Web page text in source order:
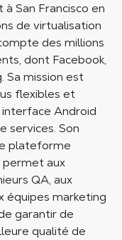
à San Francisco en
de virtualisation
des millions
dont Facebook,
Sa mission est
flexibles et
Android
services. Son
plateforme
aux
QA, aux
équipes marketing
garantir de
qualité de